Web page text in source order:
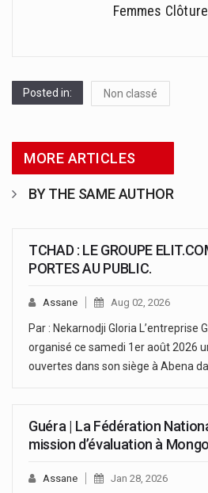
Femmes
Posted in: Non classé
MORE ARTICLES
BY THE SAME AUTHOR
TCHAD : LE GROUPE
PORTES AU PUBLIC.
Assane Aug 02, 2026
Par : Nekarnodji Gloria L’entreprise
organisé ce samedi 1er août 2026
ouvertes dans son siège à Abena
Guéra | La Fédération
mission d’évaluation à
Assane Jan 28, 2026